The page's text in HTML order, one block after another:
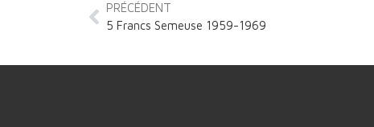
PRÉCÉDENT
5 Francs Semeuse 1959-1969